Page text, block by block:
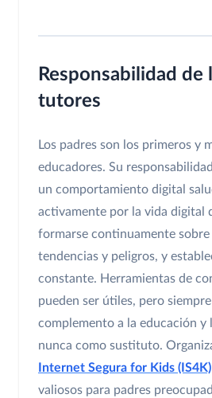
Responsabilidad de
tutores
Los padres son los primeros y
educadores. Su
un comportamiento digital
activamente por la vida digital
formarse continuamente sobre
tendencias y peligros, y
constante. Herramientas de
pueden ser útiles, pero
complemento a la educación y
nunca como sustituto.
Internet Segura for Kids (IS4K)
valiosos para padres